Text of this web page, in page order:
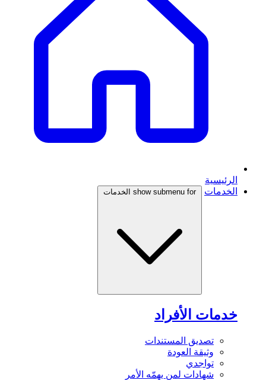
الرئيسية
الخدمات
show submenu for الخدمات
خدمات الأفراد
تصديق المستندات
وثيقة العودة
تواجدي
شهادات لمن يهمّه الأمر